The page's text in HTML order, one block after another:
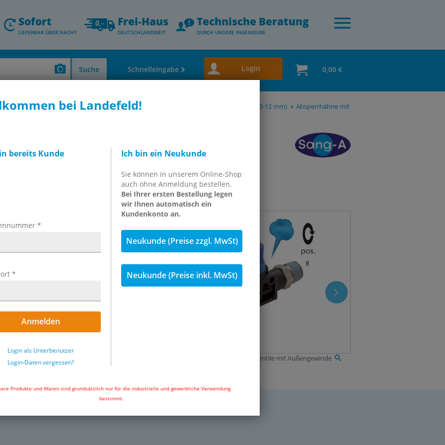
bei Landefeld!
bereits Kunde
*
*
Anmelden
Login als Unterbenutzer
Login-Daten vergessen?
Ich bin ein Neukunde
Sie können in unserem Online-Shop
auch ohne Anmeldung bestellen.
Bei Ihrer ersten Bestellung legen
wir Ihnen automatisch ein
Kundenkonto an.
Neukunde (Preise zzgl. MwSt)
Neukunde (Preise inkl. MwSt)
Produkte und Waren sind grundsätzlich nur für die industrielle und gewerbliche Verwendung
bestimmt.
Sofort
LIEFERBAR ÜBER NACHT
Frei-Haus
DEUTSCHLANDWEIT
Technische Beratung
DURCH UNSERE INGENIEURE
Suche Schnelleingabe Login 0,00 €
& Schlauchtüllen) IQS-Funktionsverschraubungen - Standard / Mini (3-12 mm)
Absperrhähne mit
mit
Exemplarische Darstellung: 3/2-Wege Absperrventile mit Außengewinde
PA 66, Dichtung: NBR,
(bei der Montage
und Schmierstoffe
ab und entlüften die